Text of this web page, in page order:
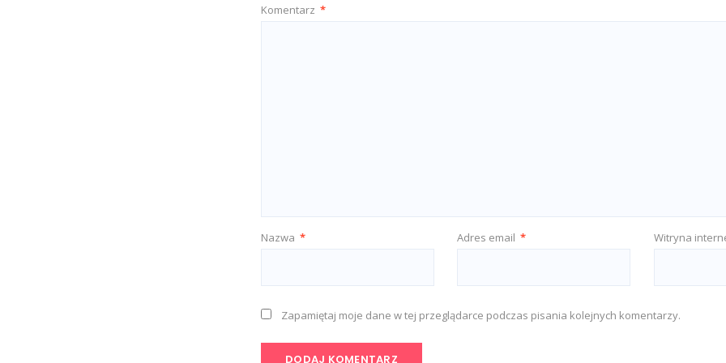
Komentarz *
Nazwa * Adres email * Witryna
Zapamiętaj moje dane w tej przeglądarce podczas pisania kolejnych komentarzy.